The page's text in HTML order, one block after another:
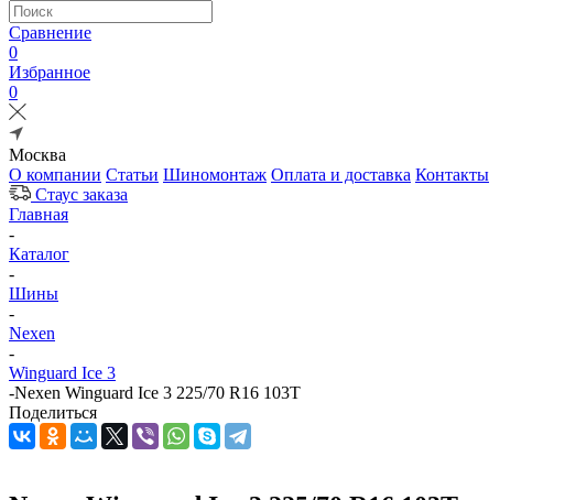
Сравнение
0
Избранное
0
Москва
О компании Статьи Шиномонтаж Оплата и доставка Контакты
Стаус заказа
Главная
-
Каталог
-
Шины
-
Nexen
-
Winguard Ice 3
-Nexen Winguard Ice 3 225/70 R16 103T
Поделиться